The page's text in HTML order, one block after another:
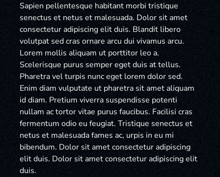
Sapien pellentesque habitant morbi tristique
senectus et netus et malesuada. Dolor sit amet
consectetur adipiscing elit duis. Blandit libero
volutpat sed cras ornare arcu dui vivamus arcu.
Lorem mollis aliquam ut porttitor leo a.
Scelerisque purus semper eget duis at tellus.
Pharetra vel turpis nunc eget lorem dolor sed.
Enim diam vulputate ut pharetra sit amet aliquam
id diam. Pretium viverra suspendisse potenti
nullam ac tortor vitae purus faucibus. Facilisi cras
fermentum odio eu feugiat. Tristique senectus et
netus et malesuada fames ac, urpis in eu mi
bibendum. Dolor sit amet consectetur adipiscing
elit duis. Dolor sit amet consectetur adipiscing elit
duis.